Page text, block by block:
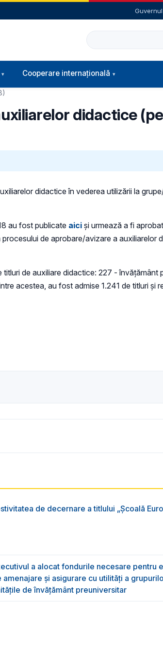
Caută
Cooperare internațională
didactice
didactice în vederea utilizării la
au fost publicate aici și urmează a fi
de aprobare/avizare a auxiliarelor
de auxiliare didactice: 227 - învățământ
acestea, au fost admise 1.241 de titluri și
de decernare a titlului „Şcoală
a alocat fondurile necesare pentru
amenajare și asigurare cu utilități a
de învățământ preuniversitar